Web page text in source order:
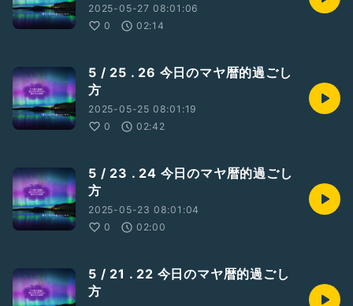
2025-05-27 08:01:06
0
02:14
5 / 25 . 26 今日のマヤ暦的過ごし
方
2025-05-25 08:01:19
0
02:42
5 / 23 . 24 今日のマヤ暦的過ごし
方
2025-05-23 08:01:04
0
02:00
5 / 21 . 22 今日のマヤ暦的過ごし
方